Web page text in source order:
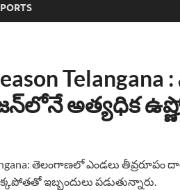
అత్యధిక
తెలంగాణలో ఎండలు
ఇబ్బందులు పడుతున్నారు.